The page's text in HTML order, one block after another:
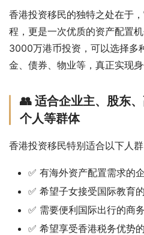
香港投资移民的独特之处在于
程，更是一次优质的资产配置
3000万港币投资，可以选择多
金、债券、物业等，真正实现
👥 适合企业主、股东
个人等群体
香港投资移民特别适合以下人群
✅ 有海外资产配置需求的
✅ 希望子女接受国际教育
✅ 需要便利国际出行的商
✅ 希望享受香港税务优势